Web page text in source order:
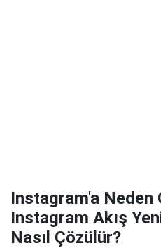
Instagram'a Neden
Instagram Akış
Nasıl Çözülür?